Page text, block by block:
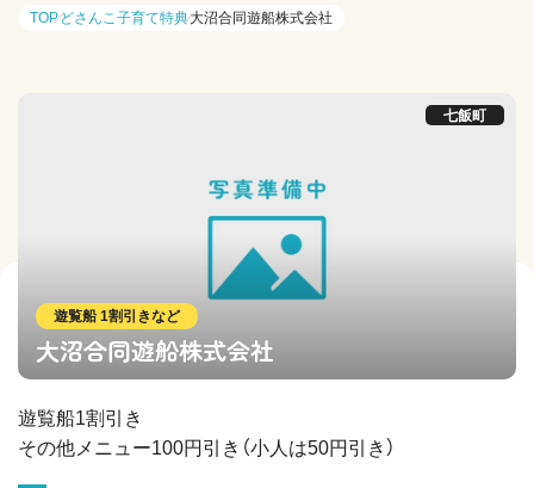
TOPどさんこ子育て特典大沼合同遊船株式会社
七飯町
遊覧船 1割引きなど
大沼合同遊船株式会社
遊覧船1割引き
その他メニュー100円引き（小人は50円引き）